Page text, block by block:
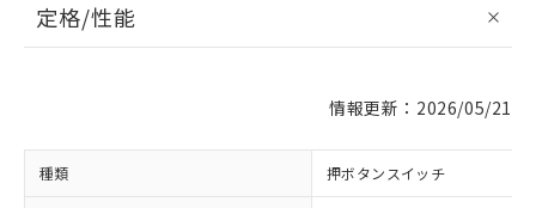
定格/性能
情報更新：2026/05/21
種類 押ボタンスイッチ